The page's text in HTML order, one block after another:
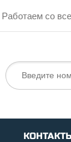
Работаем со